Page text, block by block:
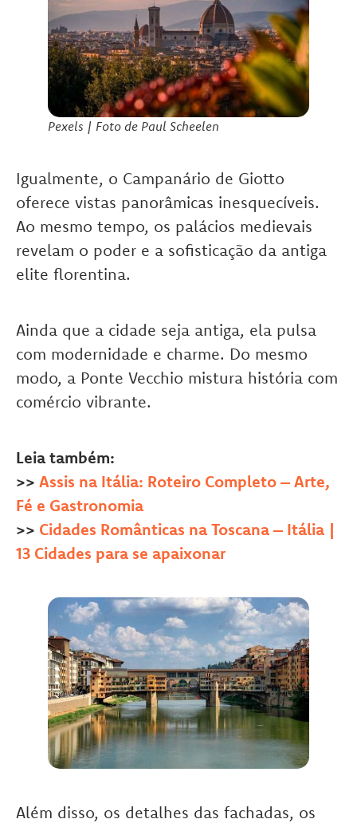
Pexels | Foto de Paul Scheelen
Igualmente, o Campanário de Giotto
oferece vistas panorâmicas inesquecíveis.
Ao mesmo tempo, os palácios medievais
revelam o poder e a sofisticação da antiga
elite florentina.
Ainda que a cidade seja antiga, ela pulsa
com modernidade e charme. Do mesmo
modo, a Ponte Vecchio mistura história com
comércio vibrante.
Leia também:
>> Assis na Itália: Roteiro Completo – Arte,
Fé e Gastronomia
>> Cidades Românticas na Toscana – Itália |
13 Cidades para se apaixonar
Além disso, os detalhes das fachadas, os